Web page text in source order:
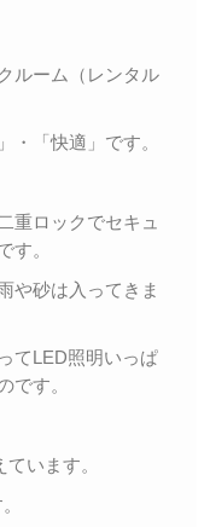
ルーム（レンタル
・「快適」です。
重ロックでセキュ
す。
や砂は入ってきま
てLED照明いっぱ
です。
います。